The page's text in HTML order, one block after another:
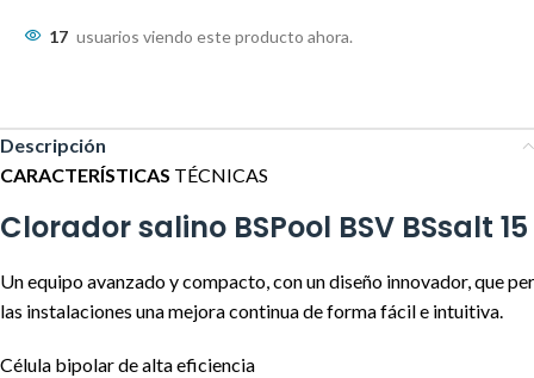
17 usuarios viendo este producto ahora.
Descripción
CARACTERÍSTICAS TÉCNICAS
Clorador salino BSPool BSV BSsalt
Un equipo avanzado y compacto, con un diseño innovador, que
las instalaciones una mejora continua de forma fácil e intuitiva.
Célula bipolar de alta eficiencia